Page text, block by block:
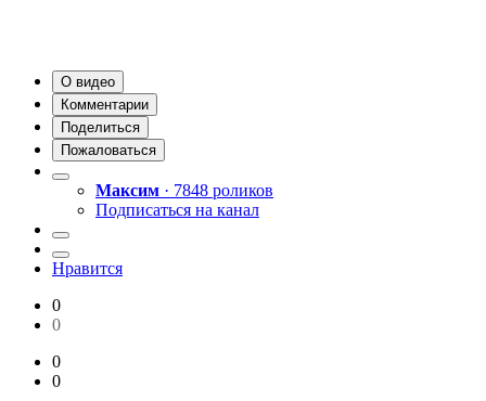
О видео
Комментарии
Поделиться
Пожаловаться
Максим · 7848 роликов
Подписаться на канал
Нравится
0
0
0
0